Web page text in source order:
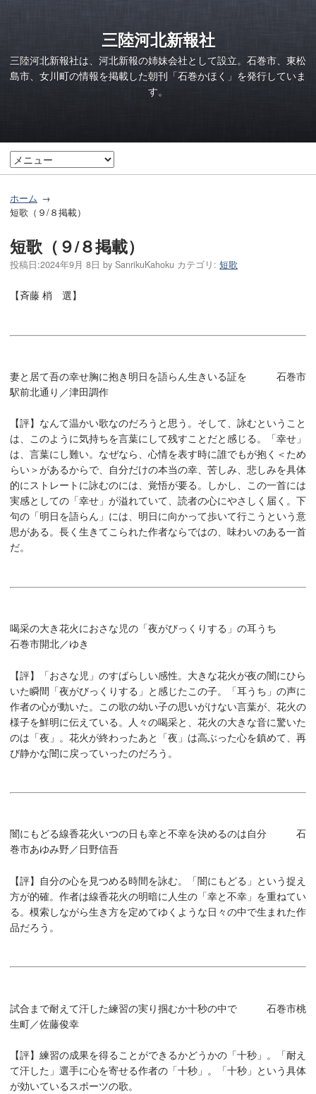
三陸河北新報社
三陸河北新報社は、河北新報の姉妹会社として設立。石巻市、東松
島市、女川町の情報を掲載した朝刊「石巻かほく」を発行していま
す。
ホーム
短歌（９/８掲載）
短歌（９/８掲載）
投稿日:2024年9月 8日 by SanrikuKahoku カテゴリ: 短歌
【斉藤 梢 選】
妻と居て吾の幸せ胸に抱き明日を語らん生きいる証を 石巻市
駅前北通り／津田調作
【評】 なんて温かい歌なのだろうと思う。そして、詠むということ
は、このように気持ちを言葉にして残すことだと感じる。「幸せ」
は、言葉にし難い。なぜなら、心情を表す時に誰でもが抱く＜ため
らい＞があるからで、自分だけの本当の幸、苦しみ、悲しみを具体
的にストレートに詠むのには、覚悟が要る。しかし、この一首には
実感としての「幸せ」が溢れていて、読者の心にやさしく届く。下
句の「明日を語らん」には、明日に向かって歩いて行こうという意
思がある。長く生きてこられた作者ならではの、味わいのある一首
だ。
喝采の大き花火におさな児の「夜がびっくりする」の耳うち
石巻市開北／ゆき
【評】
「おさな児」のすばらしい感性。大きな花火が夜の闇にひら
いた瞬間「夜がびっくりする」と感じたこの子。「耳うち」の声に
作者の心が動いた。この歌の幼い子の思いがけない言葉が、花火の
様子を鮮明に伝えている。人々の喝采と、花火の大きな音に驚いた
のは「夜」。花火が終わったあと「夜」は高ぶった心を鎮めて、再
び静かな闇に戻っていったのだろう。
闇にもどる線香花火いつの日も幸と不幸を決めるのは自分 石
巻市あゆみ野／日野信吾
【評】 自分の心を見つめる時間を詠む。「闇にもどる」という捉え
方が的確。作者は線香花火の明暗に人生の「幸と不幸」を重ねてい
る。模索しながら生き方を定めてゆくような日々の中で生まれた作
品だろう。
試合まで耐えて汗した練習の実り掴むか十秒の中で 石巻市桃
生町／佐藤俊幸
【評】 練習の成果を得ることができるかどうかの「十秒」。「耐え
て汗した」選手に心を寄せる作者の「十秒」。「十秒」という具体
が効いているスポーツの歌。